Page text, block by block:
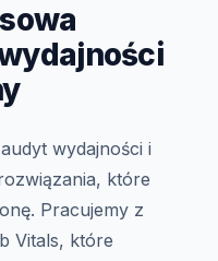
wydajności i
które
Pracujemy z
Vitals, które